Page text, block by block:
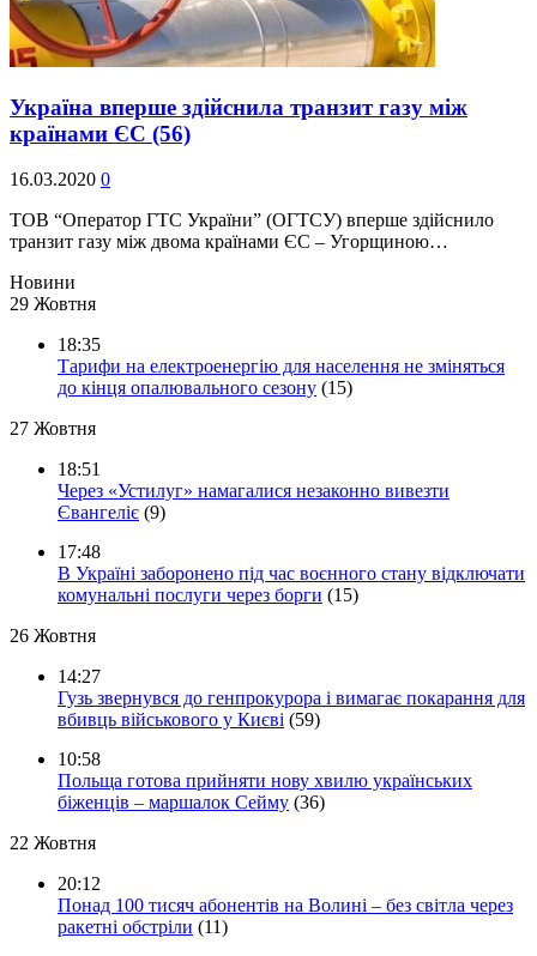
Україна вперше здійснила транзит газу між
країнами ЄС (56)
16.03.2020 0
ТОВ “Оператор ГТС України” (ОГТСУ) вперше здійснило
транзит газу між двома країнами ЄС – Угорщиною…
Новини
29 Жовтня
18:35
Тарифи на електроенергію для населення не зміняться
до кінця опалювального сезону (15)
27 Жовтня
18:51
Через «Устилуг» намагалися незаконно вивезти
Євангеліє (9)
17:48
В Україні заборонено під час воєнного стану відключати
комунальні послуги через борги (15)
26 Жовтня
14:27
Гузь звернувся до генпрокурора і вимагає покарання для
вбивць військового у Києві (59)
10:58
Польща готова прийняти нову хвилю українських
біженців – маршалок Сейму (36)
22 Жовтня
20:12
Понад 100 тисяч абонентів на Волині – без світла через
ракетні обстріли (11)